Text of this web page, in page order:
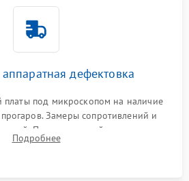
аппаратная дефектовка
платы под микроскопом на наличие
Замеры сопротивлений и
Проверка цепей питания,
процессора и видеочипа.
Подробнее